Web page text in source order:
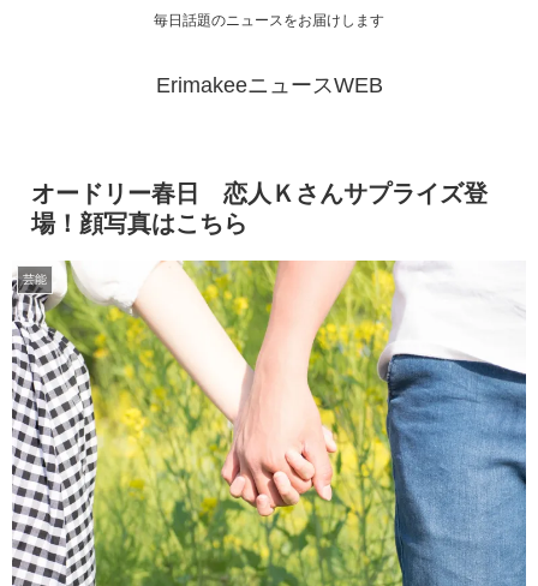
毎日話題のニュースをお届けします
ErimakeeニュースWEB
オードリー春日 恋人Ｋさんサプライズ登
場！顔写真はこちら
芸能